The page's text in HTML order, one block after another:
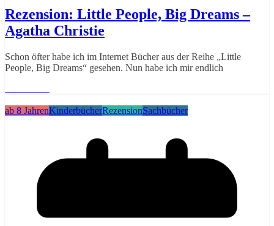
Rezension: Little People, Big Dreams –
Agatha Christie
Schon öfter habe ich im Internet Bücher aus der Reihe „Little
People, Big Dreams“ gesehen. Nun habe ich mir endlich
ab 8 JahrenKinderbücherRezensionSachbücher